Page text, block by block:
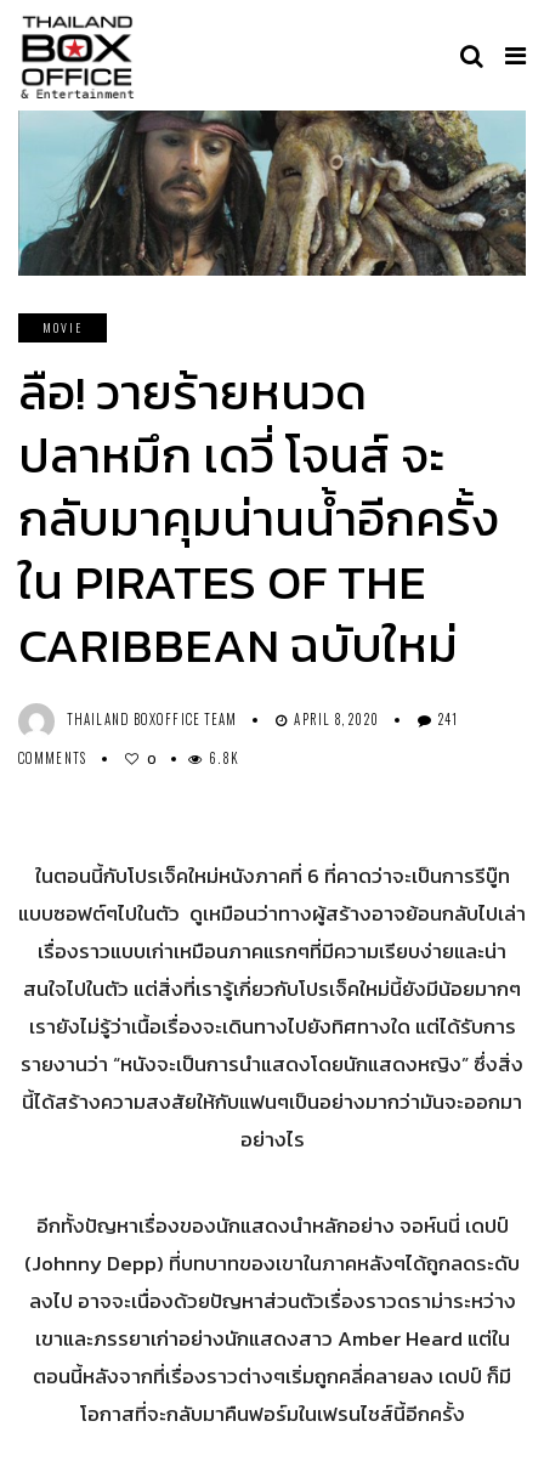
MOVIE
ลือ! วายร้ายหนวด
ปลาหมึก เดวี่ โจนส์ จะ
กลับมาคุมน่านน้ำอีกครั้ง
ใน PIRATES OF THE
CARIBBEAN ฉบับใหม่
THAILAND BOXOFFICE TEAM APRIL 8, 2020
241
COMMENTS
0 6.8K
ในตอนนี้กับโปรเจ็คใหม่หนังภาคที่ 6 ที่คาดว่าจะเป็นการรีบู๊ท
แบบซอฟต์ๆไปในตัว ดูเหมือนว่าทางผู้สร้างอาจย้อนกลับไปเล่า
เรื่องราวแบบเก่าเหมือนภาคแรกๆที่มีความเรียบง่ายและน่า
สนใจไปในตัว แต่สิ่งที่เรารู้เกี่ยวกับโปรเจ็คใหม่นี้ยังมีน้อยมากๆ
เรายังไม่รู้ว่าเนื้อเรื่องจะเดินทางไปยังทิศทางใด แต่ได้รับการ
รายงานว่า “หนังจะเป็นการนำแสดงโดยนักแสดงหญิง” ซึ่งสิ่ง
นี้ได้สร้างความสงสัยให้กับแฟนๆเป็นอย่างมากว่ามันจะออกมา
อย่างไร
อีกทั้งปัญหาเรื่องของนักแสดงนำหลักอย่าง จอห์นนี่ เดปป์
(Johnny Depp) ที่บทบาทของเขาในภาคหลังๆได้ถูกลดระดับ
ลงไป อาจจะเนื่องด้วยปัญหาส่วนตัวเรื่องราวดราม่าระหว่าง
เขาและภรรยาเก่าอย่างนักแสดงสาว Amber Heard แต่ใน
ตอนนี้หลังจากที่เรื่องราวต่างๆเริ่มถูกคลี่คลายลง เดปป์ ก็มี
โอกาสที่จะกลับมาคืนฟอร์มในเฟรนไชส์นี้อีกครั้ง